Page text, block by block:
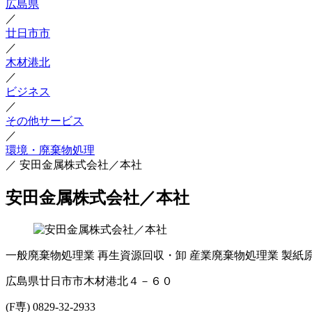
広島県
／
廿日市市
／
木材港北
／
ビジネス
／
その他サービス
／
環境・廃棄物処理
／ 安田金属株式会社／本社
安田金属株式会社／本社
一般廃棄物処理業 再生資源回収・卸 産業廃棄物処理業 製紙
広島県廿日市市木材港北４－６０
(F専) 0829-32-2933